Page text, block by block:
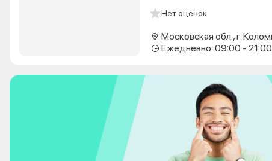
Нет оценок
Ежедневно: 09:00 - 21:00